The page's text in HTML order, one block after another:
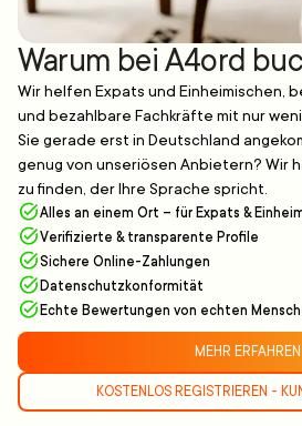
Warum bei A4ord
Wir helfen Expats und Einheimischen,
und bezahlbare Fachkräfte mit nur
Sie gerade erst in Deutschland
genug von unseriösen Anbietern? Wir
zu finden, der Ihre Sprache spricht.
Alles an einem Ort – für Expats &
Verifizierte & transparente Profile
Sichere Online-Zahlungen
Datenschutzkonformität
Echte Bewertungen von echten
MEHR ERFAHREN
KOSTENLOS REGISTRIEREN -